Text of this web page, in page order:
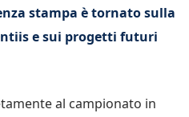
stampa è tornato sulla
e sui progetti futuri
al campionato in